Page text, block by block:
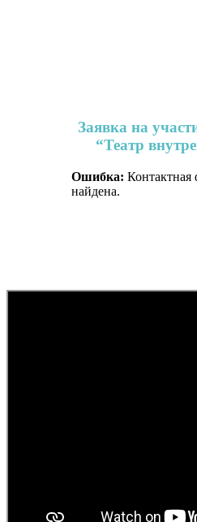
Заявка на
“Театр
Ошибка: Контактная
найдена.